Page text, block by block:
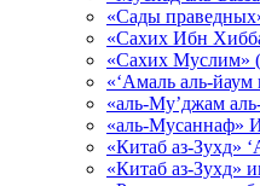
«Сады
«Сахих Ибн
«Сахих Муслим»
«‘Амаль аль-
«аль-Му’джам
«аль-
«Китаб аз-Зухд»
«Китаб аз-Зухд»